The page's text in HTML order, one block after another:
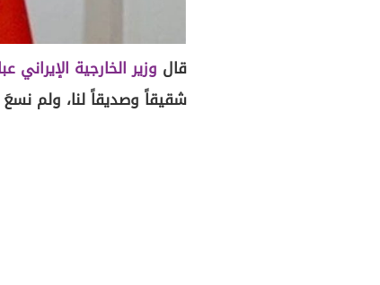
قال وزير الخارجية الإيراني
شقيقاً وصديقاً لنا، ولم